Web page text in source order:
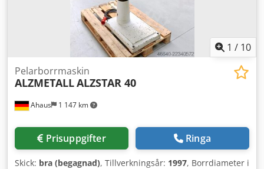
1 / 10
Ahaus 1 147 km
Pelarborrmaskin
ALZMETALLALZSTAR 40
Prisuppgifter Ringa
Skick: bra (begagnad), Tillverkningsår: 1997, Borrdiameter i